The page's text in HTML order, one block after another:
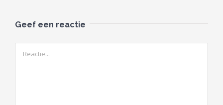
Geef een reactie